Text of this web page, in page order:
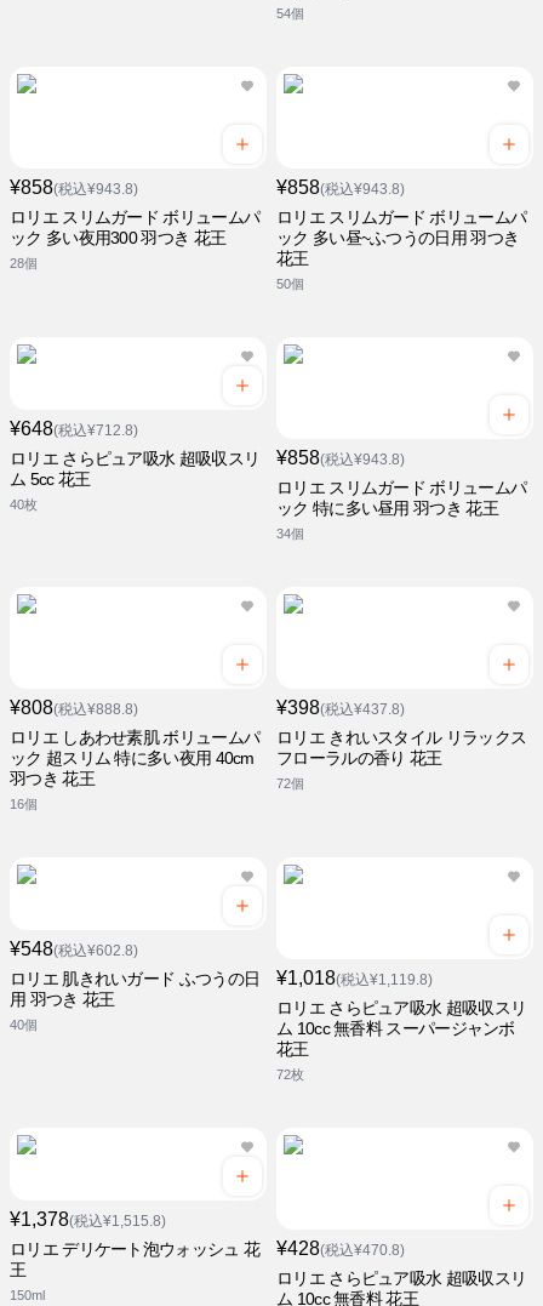
54個
¥858(税込¥943.8)
ロリエ スリムガード ボリュームパ
ック 多い夜用300 羽つき 花王
28個
¥858(税込¥943.8)
ロリエ スリムガード ボリュームパ
ック 多い昼~ふつうの日用 羽つき
花王
50個
¥648(税込¥712.8)
ロリエ さらピュア吸水 超吸収スリ
ム 5cc 花王
40枚
¥858(税込¥943.8)
ロリエ スリムガード ボリュームパ
ック 特に多い昼用 羽つき 花王
34個
¥808(税込¥888.8)
ロリエ しあわせ素肌 ボリュームパ
ック 超スリム 特に多い夜用 40cm
羽つき 花王
16個
¥398(税込¥437.8)
ロリエ きれいスタイル リラックス
フローラルの香り 花王
72個
¥548(税込¥602.8)
ロリエ 肌きれいガード ふつうの日
用 羽つき 花王
40個
¥1,018(税込¥1,119.8)
ロリエ さらピュア吸水 超吸収スリ
ム 10cc 無香料 スーパージャンボ
花王
72枚
¥1,378(税込¥1,515.8)
ロリエ デリケート泡ウォッシュ 花
王
150ml
¥428(税込¥470.8)
ロリエ さらピュア吸水 超吸収スリ
ム 10cc 無香料 花王